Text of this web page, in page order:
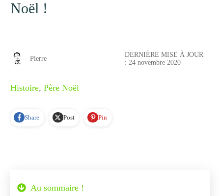
Noël !
Pierre
DERNIÈRE MISE À JOUR
: 24 novembre 2020
Histoire, Père Noël
Share Post Pin
Au sommaire !